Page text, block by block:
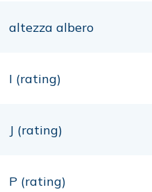
altezza albero
I (rating)
J (rating)
P (rating)